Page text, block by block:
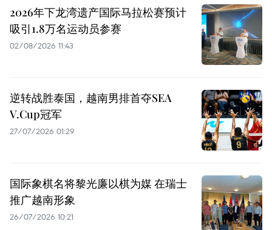
2026年下龙湾遗产国际马拉松赛预计
吸引1.8万名运动员参赛
02/08/2026 11:43
逆转战胜泰国，越南男排首夺SEA
V.Cup冠军
27/07/2026 01:29
国际象棋名将黎光廉以棋为媒 在瑞士
推广越南形象
26/07/2026 10:21